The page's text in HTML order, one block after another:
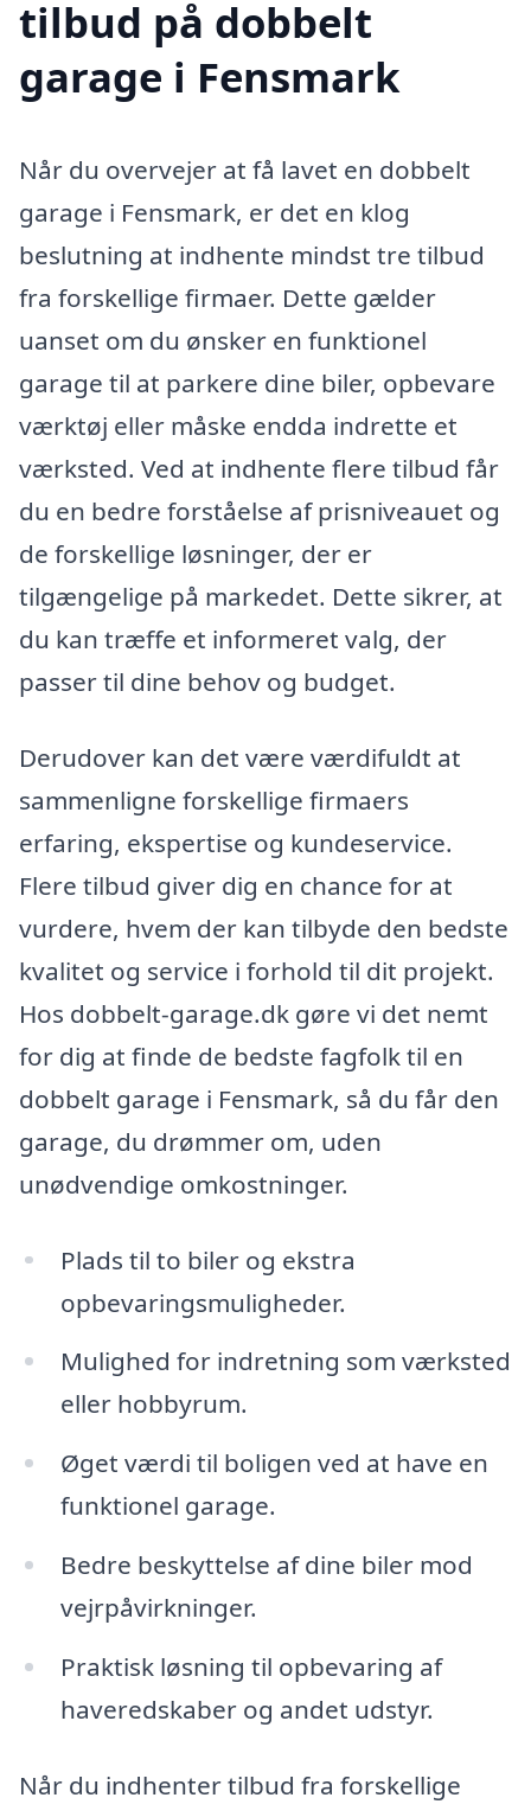
tilbud på dobbelt
garage i Fensmark
Når du overvejer at få lavet en dobbelt
garage i Fensmark, er det en klog
beslutning at indhente mindst tre tilbud
fra forskellige firmaer. Dette gælder
uanset om du ønsker en funktionel
garage til at parkere dine biler, opbevare
værktøj eller måske endda indrette et
værksted. Ved at indhente flere tilbud får
du en bedre forståelse af prisniveauet og
de forskellige løsninger, der er
tilgængelige på markedet. Dette sikrer, at
du kan træffe et informeret valg, der
passer til dine behov og budget.
Derudover kan det være værdifuldt at
sammenligne forskellige firmaers
erfaring, ekspertise og kundeservice.
Flere tilbud giver dig en chance for at
vurdere, hvem der kan tilbyde den bedste
kvalitet og service i forhold til dit projekt.
Hos dobbelt-garage.dk gøre vi det nemt
for dig at finde de bedste fagfolk til en
dobbelt garage i Fensmark, så du får den
garage, du drømmer om, uden
unødvendige omkostninger.
Plads til to biler og ekstra
opbevaringsmuligheder.
Mulighed for indretning som værksted
eller hobbyrum.
Øget værdi til boligen ved at have en
funktionel garage.
Bedre beskyttelse af dine biler mod
vejrpåvirkninger.
Praktisk løsning til opbevaring af
haveredskaber og andet udstyr.
Når du indhenter tilbud fra forskellige